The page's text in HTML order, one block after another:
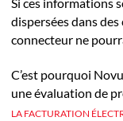
Si ces informations
dispersées dans
connecteur ne
C’est pourquoi
une évaluation de
LA FACTURATION